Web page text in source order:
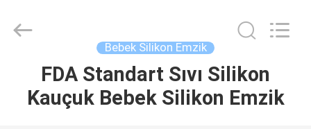
SAYFA
Ltd..
Bebek Silikon Emzik
FDA Standart Sıvı Silikon
Kauçuk Bebek Silikon Emzik